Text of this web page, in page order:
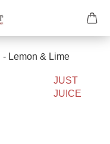
Lemon & Lime
JUST
JUICE